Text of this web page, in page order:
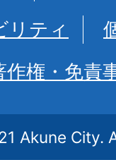
リティ
作権・免責
Akune City.